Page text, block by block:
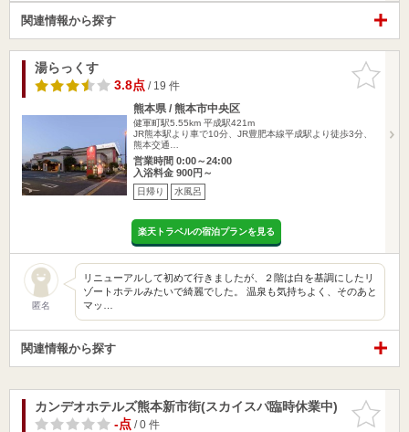
関連情報から探す
お気に入
りに追加
湯らっくす
3.8点/ 19 件
熊本県 / 熊本市中央区
健軍町駅5.55km 平成駅421m
JR熊本駅より車で10分、JR豊肥本線平成駅より徒歩3分、
熊本交通…
営業時間 0:00～24:00
入浴料金 900円～
日帰り 水風呂
楽天トラベルの宿泊プランを見る
匿名
リニューアルして初めて行きましたが、２階は白を基調にしたリ
ゾートホテルみたいで綺麗でした。 温泉も気持ちよく、そのあと
マッ…
関連情報から探す
お気に入
りに追加
カンデオホテルズ熊本新市街(スカイスパ臨時休業中)
-点/ 0 件